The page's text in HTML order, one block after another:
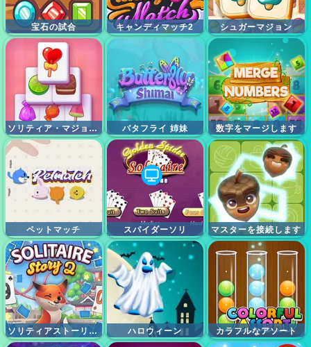
宝石の試合 キャンディマッチ2 シュガーマジョン
ソリティア・マジョンキャンディ バタフライ 姉妹 数字をマージします
ペットマッチ スパイダーソリ マスターを接続します
ソリティアストーリートリップエクス2 ハロウィーン カラフルなアソート